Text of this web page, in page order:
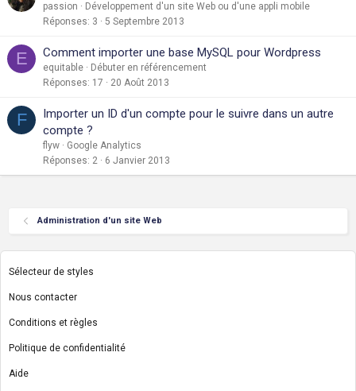
passion
Développement d'un site Web ou d'une appli mobile
Réponses 3 5 Septembre 2013
E Comment importer une base MySQL pour Wordpress
equitable
Débuter en référencement
Réponses 17 20 Août 2013
F
Importer un ID d'un compte pour le suivre dans un autre
compte ?
flyw
Google Analytics
Réponses 2 6 Janvier 2013
Administration d'un site Web
Sélecteur de styles
Nous contacter
Conditions et règles
Politique de confidentialité
Aide